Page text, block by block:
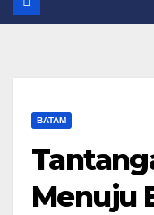
BATAM
Menuju